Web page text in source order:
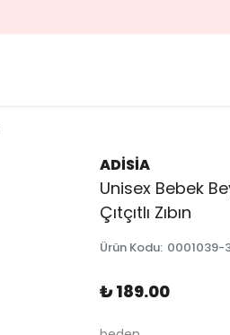
ADİSİA
Unisex Bebek
Çıtçıtlı Zıbın
Ürün Kodu: 0001039-
₺ 189.00